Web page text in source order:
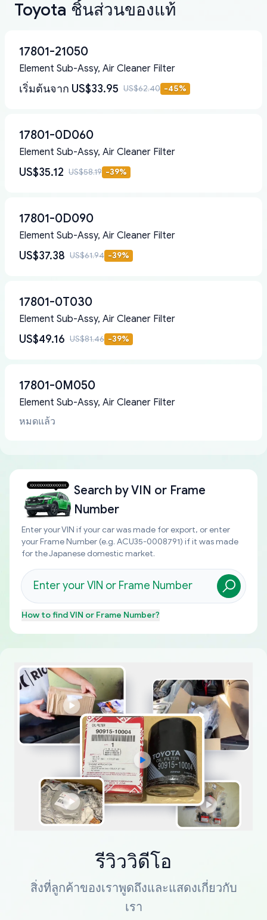
Toyota ชิ้นส่วนของแท้
17801-21050
Element Sub-Assy, Air Cleaner Filter
เริ่มต้นจาก US$33.95 US$62.40 -45%
17801-0D060
Element Sub-Assy, Air Cleaner Filter
US$35.12 US$58.19 -39%
17801-0D090
Element Sub-Assy, Air Cleaner Filter
US$37.38 US$61.94 -39%
17801-0T030
Element Sub-Assy, Air Cleaner Filter
US$49.16 US$81.46 -39%
17801-0M050
Element Sub-Assy, Air Cleaner Filter
หมดแล้ว
Search byVIN or Frame
Number
Enter your VIN if your car was made for export, or enter
your Frame Number (e.g. ACU35-0008791) if it was made
for the Japanese domestic market.
How to findVIN or Frame Number?
รีวิววิดีโอ
สิ่งที่ลูกค้าของเราพูดถึงและแสดงเกี่ยวกับ
เรา